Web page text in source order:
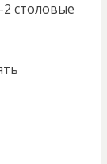
столовые